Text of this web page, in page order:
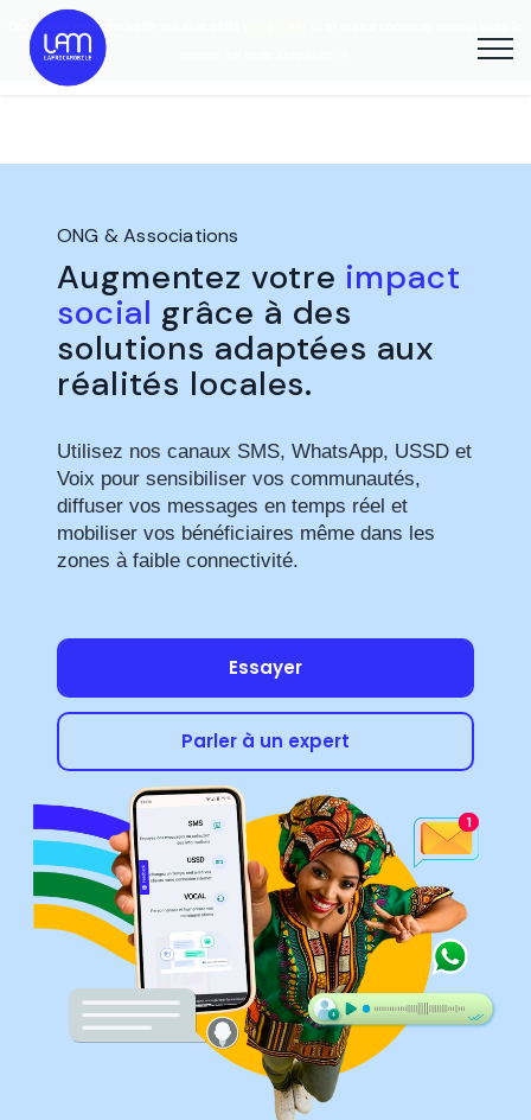
Découvrez notre nouvelle solution eSIM
ONG & Associations
Augmentez votre impact
social grâce à des
solutions adaptées aux
réalités locales.
Utilisez nos canaux SMS, WhatsApp, USSD et
Voix pour sensibiliser vos communautés,
diffuser vos messages en temps réel et
mobiliser vos bénéficiaires même dans les
zones à faible connectivité.
Essayer
Parler à un expert